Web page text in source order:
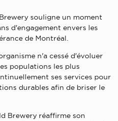
souligne un moment
d'engagement envers les
de Montréal.
n'a cessé d'évoluer
populations les plus
ses services pour
durables afin de briser le
Brewery réaffirme son